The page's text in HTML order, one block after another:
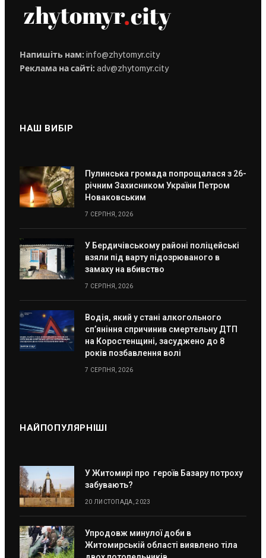
Напишіть нам: info@zhytomyr.city
Реклама на сайті: adv@zhytomyr.city
НАШ ВИБІР
Пулинська громада попрощалася з 26-
річним Захисником України Петром
Новаковським
7 СЕРПНЯ, 2026
У Бердичівському районі поліцейські
взяли під варту підозрюваного в
замаху на вбивство
7 СЕРПНЯ, 2026
Водія, який у стані алкогольного
сп’яніння спричинив смертельну ДТП
на Коростенщині, засуджено до 8
років позбавлення волі
7 СЕРПНЯ, 2026
НАЙПОПУЛЯРНІШІ
У Житомирі про героїв Базару потроху
забувають?
20 ЛИСТОПАДА, 2023
Упродовж минулої доби в
Житомирській області виявлено тіла